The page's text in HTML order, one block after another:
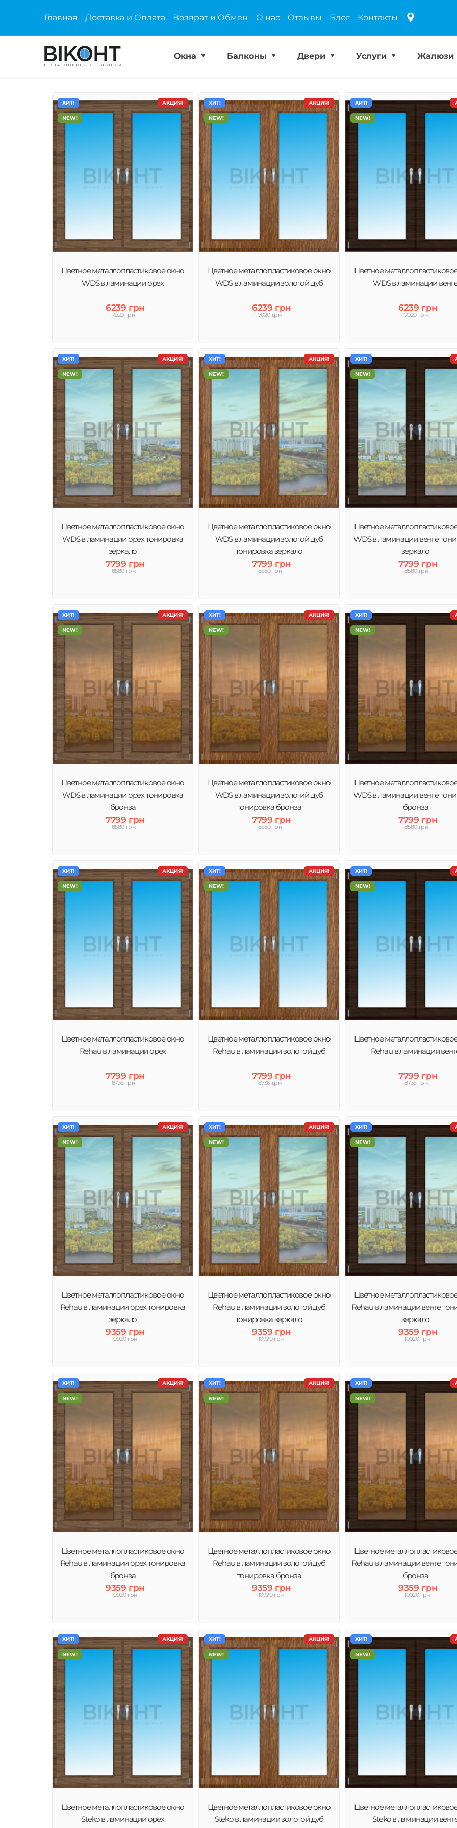
Главная Доставка и Оплата Возврат и Обмен О нас Отзывы Блог Контакты
Окна Балконы Двери Услуги Жалюзи
АКЦИЯ!
ХИТ!
NEW!
Цветное металлопластиковое окно
WDS в ламинации орех
6239 грн
7020 грн
АКЦИЯ!
ХИТ!
NEW!
Цветное металлопластиковое окно
WDS в ламинации золотой дуб
6239 грн
7020 грн
ХИТ!
NEW!
Цветное
WDS в ламинации
6239 грн
7020 грн
АКЦИЯ!
ХИТ!
NEW!
Цветное металлопластиковое окно
WDS в ламинации орех тонировка
зеркало
7799 грн
8580 грн
АКЦИЯ!
ХИТ!
NEW!
Цветное металлопластиковое окно
WDS в ламинации золотой дуб
тонировка зеркало
7799 грн
8580 грн
ХИТ!
NEW!
Цветное
WDS в ламинации венге
зеркало
7799 грн
8580 грн
АКЦИЯ!
ХИТ!
NEW!
Цветное металлопластиковое окно
WDS в ламинации орех тонировка
бронза
7799 грн
8580 грн
АКЦИЯ!
ХИТ!
NEW!
Цветное металлопластиковое окно
WDS в ламинации золотий дуб
тонировка бронза
7799 грн
8580 грн
ХИТ!
NEW!
Цветное
WDS в ламинации венге
бронза
7799 грн
8580 грн
АКЦИЯ!
ХИТ!
NEW!
Цветное металлопластиковое окно
Rehau в ламинации орех
7799 грн
8736 грн
АКЦИЯ!
ХИТ!
NEW!
Цветное металлопластиковое окно
Rehau в ламинации золотой дуб
7799 грн
8736 грн
ХИТ!
NEW!
Цветное
Rehau в ламинации
7799 грн
8736 грн
АКЦИЯ!
ХИТ!
NEW!
Цветное металлопластиковое окно
Rehau в ламинации орех тонировка
зеркало
9359 грн
10920 грн
АКЦИЯ!
ХИТ!
NEW!
Цветное металлопластиковое окно
Rehau в ламинации золотой дуб
тонировка зеркало
9359 грн
10920 грн
ХИТ!
NEW!
Цветное
Rehau в ламинации венге
зеркало
9359 грн
10920 грн
АКЦИЯ!
ХИТ!
NEW!
Цветное металлопластиковое окно
Rehau в ламинации орех тонировка
бронза
9359 грн
10920 грн
АКЦИЯ!
ХИТ!
NEW!
Цветное металлопластиковое окно
Rehau в ламинации золотой дуб
тонировка бронза
9359 грн
10920 грн
ХИТ!
NEW!
Цветное
Rehau в ламинации венге
бронза
9359 грн
10920 грн
АКЦИЯ!
ХИТ!
NEW!
Цветное металлопластиковое окно
Steko в ламинации орех
АКЦИЯ!
ХИТ!
NEW!
Цветное металлопластиковое окно
Steko в ламинации золотой дуб
ХИТ!
NEW!
Цветное
Steko в ламинации